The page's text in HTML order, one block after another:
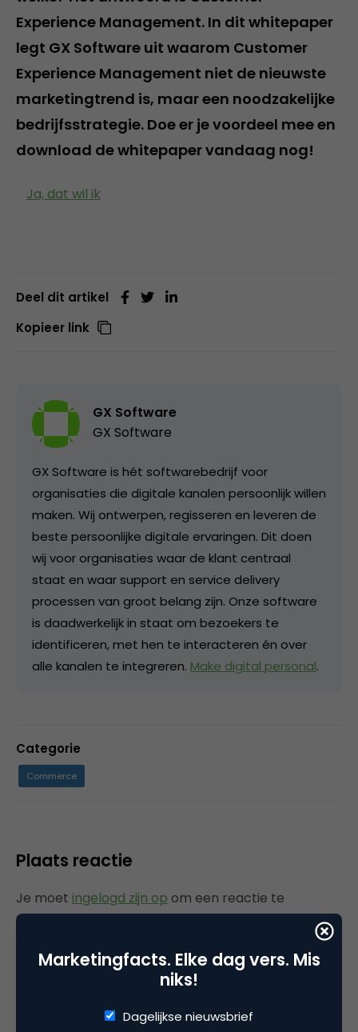
Experience Management. In dit whitepaper
legt GX Software uit waarom Customer
Experience Management niet de nieuwste
marketingtrend is, maar een noodzakelijke
bedrijfsstrategie. Doe er je voordeel mee en
download de whitepaper vandaag nog!
Ja, dat wil ik
Deel dit artikel
Kopieer link
GX Software
GX Software
GX Software is hét softwarebedrijf voor
organisaties die digitale kanalen persoonlijk willen
maken. Wij ontwerpen, regisseren en leveren de
beste persoonlijke digitale ervaringen. Dit doen
wij voor organisaties waar de klant centraal
staat en waar support en service delivery
processen van groot belang zijn. Onze software
is daadwerkelijk in staat om bezoekers te
identificeren, met hen te interacteren én over
alle kanalen te integreren. Make digital personal.
Categorie
Commerce
Plaats reactie
Je moet ingelogd zijn op om een reactie te
plaatsen.
Gerelateerde artikelen
Marketingfacts. Elke dag vers. Mis
niks!
Dagelijkse nieuwsbrief